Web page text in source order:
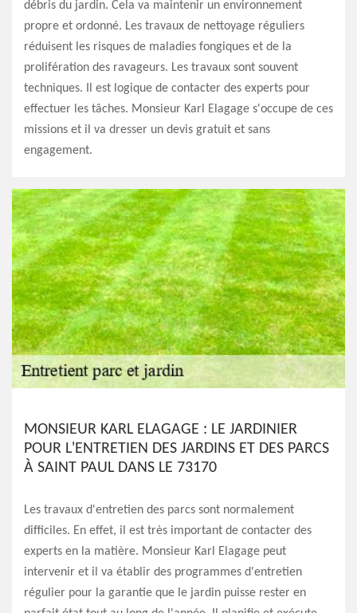
débris du jardin. Cela va maintenir un environnement
propre et ordonné. Les travaux de nettoyage réguliers
réduisent les risques de maladies fongiques et de la
prolifération des ravageurs. Les travaux sont souvent
techniques. Il est logique de contacter des experts pour
effectuer les tâches. Monsieur Karl Elagage s'occupe de ces
missions et il va dresser un devis gratuit et sans
engagement.
MONSIEUR KARL ELAGAGE : LE JARDINIER
POUR L'ENTRETIEN DES JARDINS ET DES PARCS
À SAINT PAUL DANS LE 73170
Les travaux d'entretien des parcs sont normalement
difficiles. En effet, il est très important de contacter des
experts en la matière. Monsieur Karl Elagage peut
intervenir et il va établir des programmes d'entretien
régulier pour la garantie que le jardin puisse rester en